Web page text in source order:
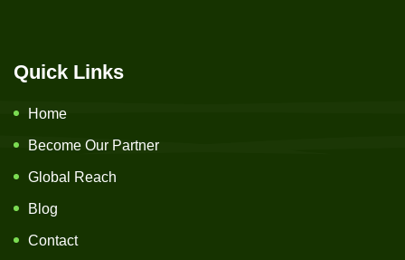
Quick Links
Home
Become Our Partner
Global Reach
Blog
Contact